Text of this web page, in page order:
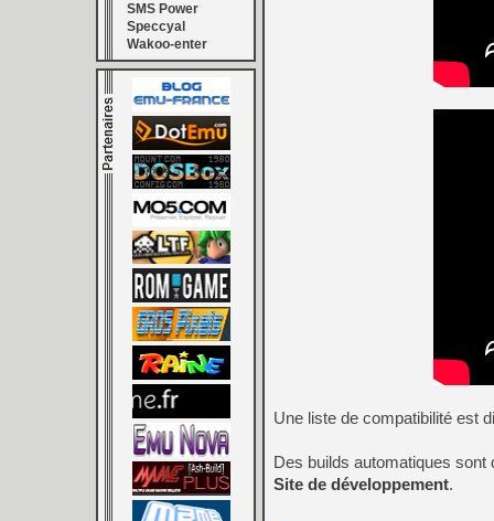
SMS Power
Speccyal
Wakoo-enter
Une liste de compatibilité est
Des builds automatiques sont
Site de développement.